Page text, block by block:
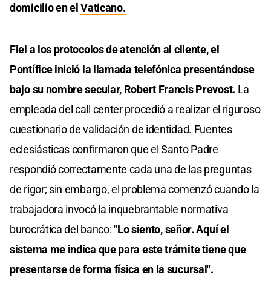
domicilio en elVaticano.
Fiel a los protocolos de atención al cliente, el
Pontífice inició la llamada telefónica presentándose
bajo su nombre secular, Robert Francis Prevost. La
empleada del call center procedió a realizar el riguroso
cuestionario de validación de identidad. Fuentes
eclesiásticas confirmaron que el Santo Padre
respondió correctamente cada una de las preguntas
de rigor; sin embargo, el problema comenzó cuando la
trabajadora invocó la inquebrantable normativa
burocrática del banco:"Lo siento, señor. Aquí el
sistema me indica que para este trámite tiene que
presentarse de forma física en la sucursal".